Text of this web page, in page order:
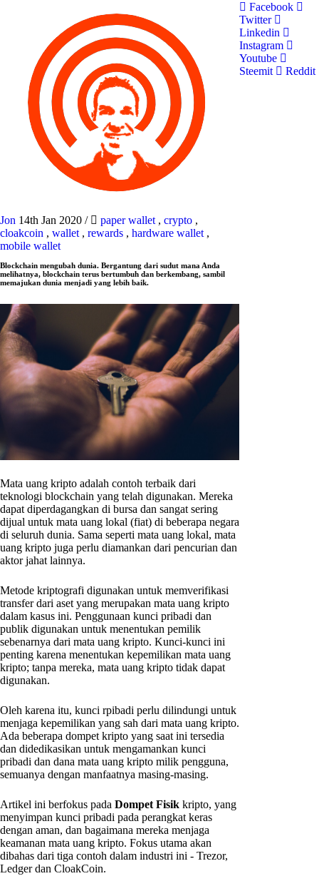
Jon 14th Jan 2020 / paper wallet , crypto ,
cloakcoin , wallet , rewards , hardware wallet ,
mobile wallet
Blockchain mengubah dunia. Bergantung dari sudut mana Anda
melihatnya, blockchain terus bertumbuh dan berkembang, sambil
memajukan dunia menjadi yang lebih baik.
Mata uang kripto adalah contoh terbaik dari
teknologi blockchain yang telah digunakan. Mereka
dapat diperdagangkan di bursa dan sangat sering
dijual untuk mata uang lokal (fiat) di beberapa negara
di seluruh dunia. Sama seperti mata uang lokal, mata
uang kripto juga perlu diamankan dari pencurian dan
aktor jahat lainnya.
Metode kriptografi digunakan untuk memverifikasi
transfer dari aset yang merupakan mata uang kripto
dalam kasus ini. Penggunaan kunci pribadi dan
publik digunakan untuk menentukan pemilik
sebenarnya dari mata uang kripto. Kunci-kunci ini
penting karena menentukan kepemilikan mata uang
kripto; tanpa mereka, mata uang kripto tidak dapat
digunakan.
Oleh karena itu, kunci rpibadi perlu dilindungi untuk
menjaga kepemilikan yang sah dari mata uang kripto.
Ada beberapa dompet kripto yang saat ini tersedia
dan didedikasikan untuk mengamankan kunci
pribadi dan dana mata uang kripto milik pengguna,
semuanya dengan manfaatnya masing-masing.
Artikel ini berfokus pada Dompet Fisik kripto, yang
menyimpan kunci pribadi pada perangkat keras
dengan aman, dan bagaimana mereka menjaga
keamanan mata uang kripto. Fokus utama akan
dibahas dari tiga contoh dalam industri ini - Trezor,
Ledger dan CloakCoin.
Facebook
Twitter
Linkedin
Instagram
Youtube
Steemit
Reddit